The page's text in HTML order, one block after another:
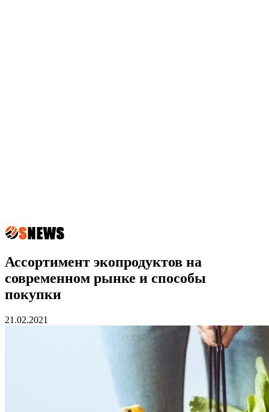
Ассортимент экопродуктов на
современном рынке и способы
покупки
21.02.2021